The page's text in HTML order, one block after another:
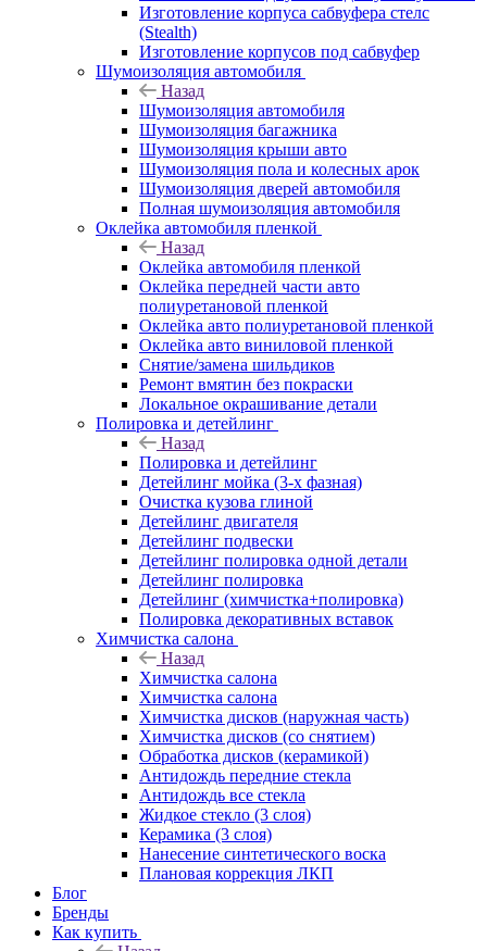
Изготовление корпуса сабвуфера стелс
(Stealth)
Изготовление корпусов под сабвуфер
Шумоизоляция автомобиля
Назад
Шумоизоляция автомобиля
Шумоизоляция багажника
Шумоизоляция крыши авто
Шумоизоляция пола и колесных арок
Шумоизоляция дверей автомобиля
Полная шумоизоляция автомобиля
Оклейка автомобиля пленкой
Назад
Оклейка автомобиля пленкой
Оклейка передней части авто
полиуретановой пленкой
Оклейка авто полиуретановой пленкой
Оклейка авто виниловой пленкой
Снятие/замена шильдиков
Ремонт вмятин без покраски
Локальное окрашивание детали
Полировка и детейлинг
Назад
Полировка и детейлинг
Детейлинг мойка (3-х фазная)
Очистка кузова глиной
Детейлинг двигателя
Детейлинг подвески
Детейлинг полировка одной детали
Детейлинг полировка
Детейлинг (химчистка+полировка)
Полировка декоративных вставок
Химчистка салона
Назад
Химчистка салона
Химчистка салона
Химчистка дисков (наружная часть)
Химчистка дисков (со снятием)
Обработка дисков (керамикой)
Антидождь передние стекла
Антидождь все стекла
Жидкое стекло (3 слоя)
Керамика (3 слоя)
Нанесение синтетического воска
Плановая коррекция ЛКП
Блог
Бренды
Как купить